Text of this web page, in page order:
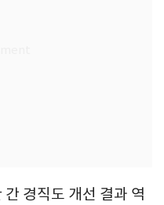
경직도 개선 결과 역